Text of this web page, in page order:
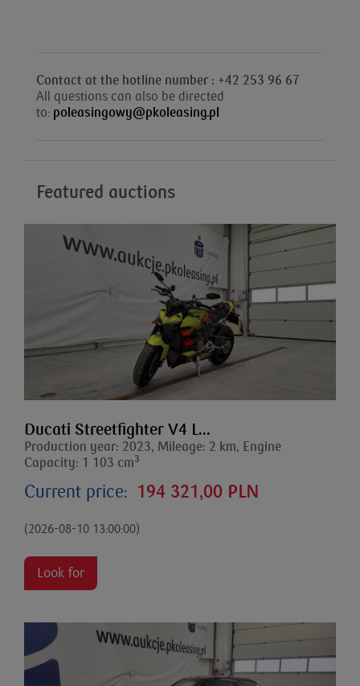
Contact at the hotline number : +42 253 96 67
All questions can also be directed
to: poleasingowy@pkoleasing.pl
Featured auctions
Ducati Streetfighter V4 L...
Production year: 2023, Mileage: 2 km, Engine
Capacity: 1 103 cm3
Current price: 194 321,00 PLN
(2026-08-10 13:00:00)
Look for